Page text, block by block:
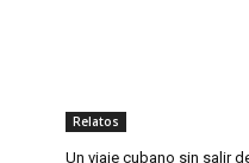
Relatos
Un viaje cubano sin salir